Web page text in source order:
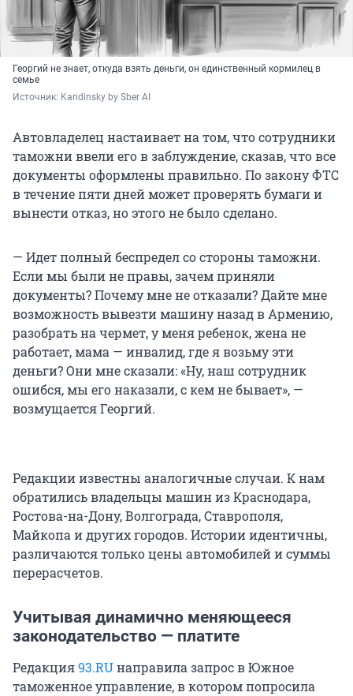
Георгий не знает, откуда взять деньги, он единственный кормилец в
семье
Источник: Kandinsky by Sber AI
Автовладелец настаивает на том, что сотрудники
таможни ввели его в заблуждение, сказав, что все
документы оформлены правильно. По закону ФТС
в течение пяти дней может проверять бумаги и
вынести отказ, но этого не было сделано.
— Идет полный беспредел со стороны таможни.
Если мы были не правы, зачем приняли
документы? Почему мне не отказали? Дайте мне
возможность вывезти машину назад в Армению,
разобрать на чермет, у меня ребенок, жена не
работает, мама — инвалид, где я возьму эти
деньги? Они мне сказали: «Ну, наш сотрудник
ошибся, мы его наказали, с кем не бывает», —
возмущается Георгий.
Редакции известны аналогичные случаи. К нам
обратились владельцы машин из Краснодара,
Ростова-на-Дону, Волгограда, Ставрополя,
Майкопа и других городов. Истории идентичны,
различаются только цены автомобилей и суммы
перерасчетов.
Учитывая динамично меняющееся
законодательство — платите
Редакция93.RUнаправила запрос в Южное
таможенное управление, в котором попросила